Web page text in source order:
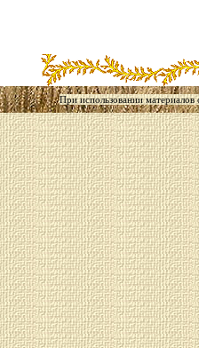
При использовании материалов